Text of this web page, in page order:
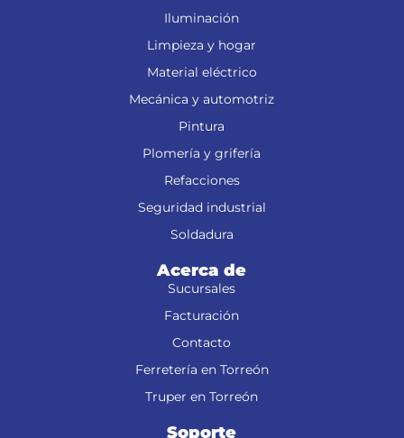
Iluminación
Limpieza y hogar
Material eléctrico
Mecánica y automotriz
Pintura
Plomería y grifería
Refacciones
Seguridad industrial
Soldadura
Acerca de
Sucursales
Facturación
Contacto
Ferretería en Torreón
Truper en Torreón
Soporte